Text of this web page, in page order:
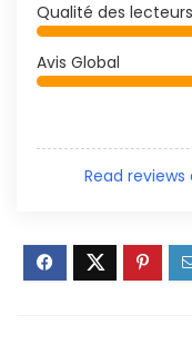
Qualité des
Avis Global
Read